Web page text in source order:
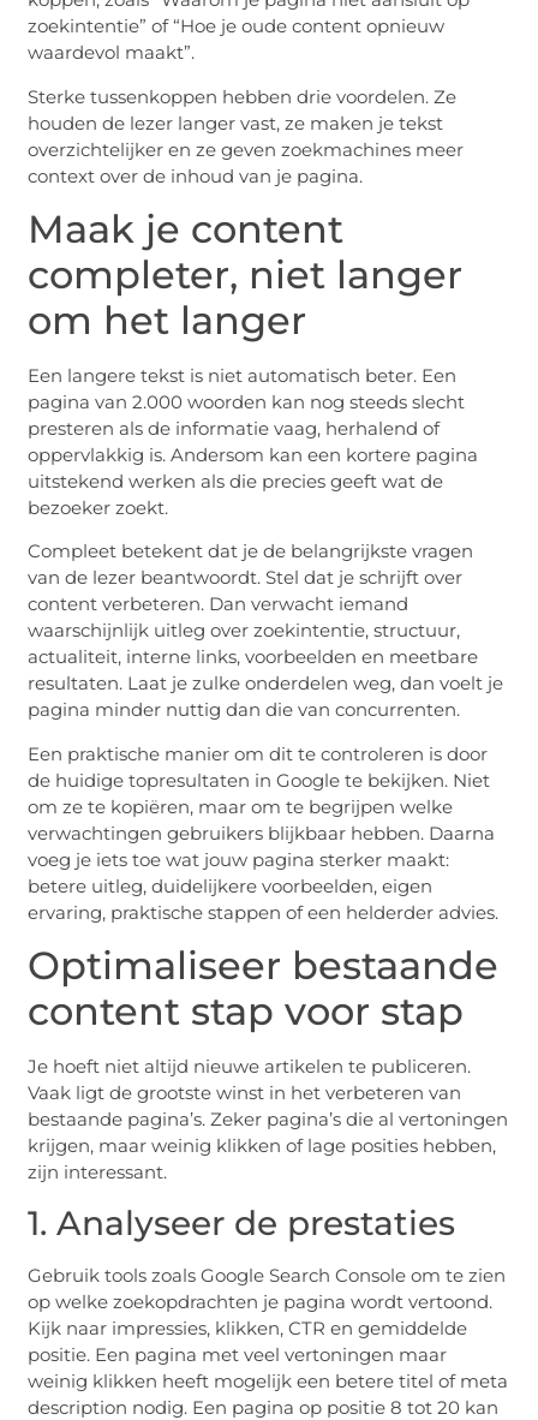
zoekintentie” of “Hoe je oude content opnieuw
waardevol maakt”.
Sterke tussenkoppen hebben drie voordelen. Ze
houden de lezer langer vast, ze maken je tekst
overzichtelijker en ze geven zoekmachines meer
context over de inhoud van je pagina.
Maak je content
completer, niet langer
om het langer
Een langere tekst is niet automatisch beter. Een
pagina van 2.000 woorden kan nog steeds slecht
presteren als de informatie vaag, herhalend of
oppervlakkig is. Andersom kan een kortere pagina
uitstekend werken als die precies geeft wat de
bezoeker zoekt.
Compleet betekent dat je de belangrijkste vragen
van de lezer beantwoordt. Stel dat je schrijft over
content verbeteren. Dan verwacht iemand
waarschijnlijk uitleg over zoekintentie, structuur,
actualiteit, interne links, voorbeelden en meetbare
resultaten. Laat je zulke onderdelen weg, dan voelt je
pagina minder nuttig dan die van concurrenten.
Een praktische manier om dit te controleren is door
de huidige topresultaten in Google te bekijken. Niet
om ze te kopiëren, maar om te begrijpen welke
verwachtingen gebruikers blijkbaar hebben. Daarna
voeg je iets toe wat jouw pagina sterker maakt:
betere uitleg, duidelijkere voorbeelden, eigen
ervaring, praktische stappen of een helderder advies.
Optimaliseer bestaande
content stap voor stap
Je hoeft niet altijd nieuwe artikelen te publiceren.
Vaak ligt de grootste winst in het verbeteren van
bestaande pagina’s. Zeker pagina’s die al vertoningen
krijgen, maar weinig klikken of lage posities hebben,
zijn interessant.
1. Analyseer de prestaties
Gebruik tools zoals Google Search Console om te zien
op welke zoekopdrachten je pagina wordt vertoond.
Kijk naar impressies, klikken, CTR en gemiddelde
positie. Een pagina met veel vertoningen maar
weinig klikken heeft mogelijk een betere titel of meta
description nodig. Een pagina op positie 8 tot 20 kan